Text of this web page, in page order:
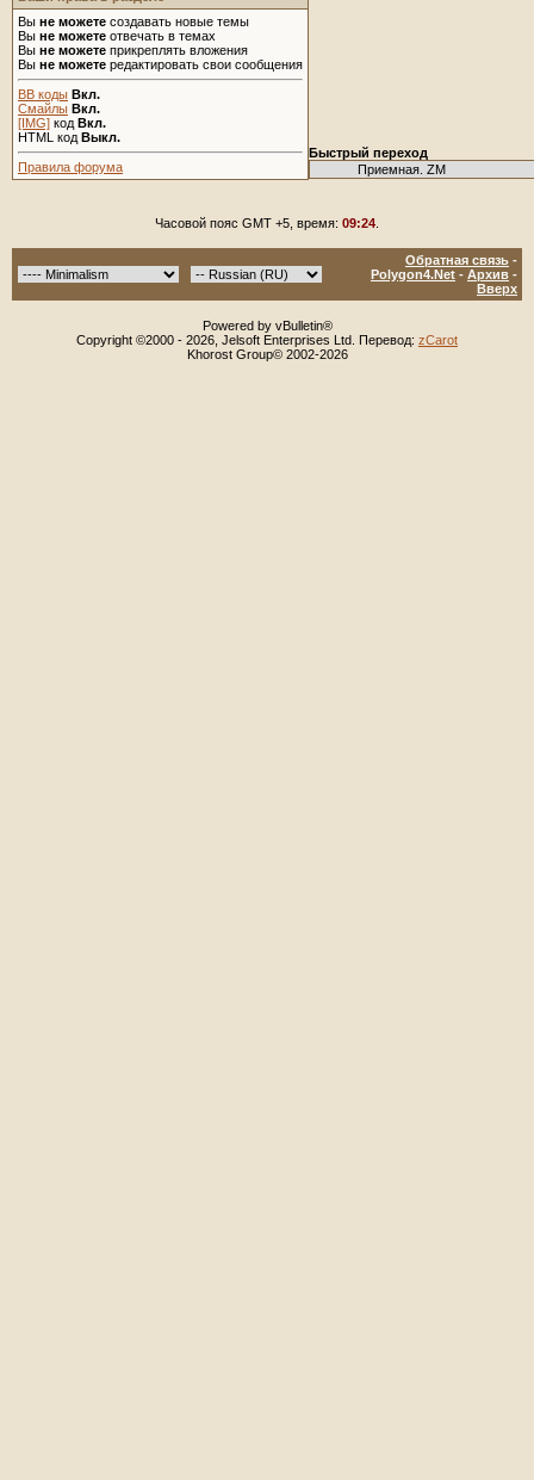
Вы не можете создавать новые темы
Вы не можете отвечать в темах
Вы не можете прикреплять вложения
Вы не можете редактировать свои сообщения
BB коды Вкл.
Смайлы Вкл.
[IMG] код Вкл.
HTML код Выкл.
Правила форума
Быстрый переход
Часовой пояс GMT +5, время: 09:24
Обратная связь -
Polygon4.Net - Архив -
Вверх
Powered by vBulletin®
Copyright ©2000 - 2026, Jelsoft Enterprises Ltd. Перевод: zCarot
Khorost Group© 2002-2026